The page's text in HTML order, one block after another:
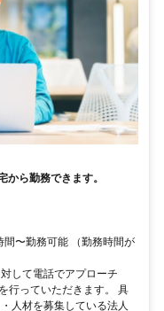
ら勤務できます。
〜勤務可能 （勤務時間が
して電話でアプローチ
行っていただきます。 具
人材を募集している法人